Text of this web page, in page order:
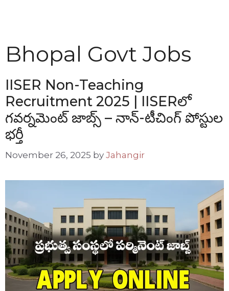
Bhopal Govt Jobs
IISER Non-Teaching
Recruitment 2025 | IISERలో
గవర్నమెంట్ జాబ్స్ – నాన్-టీచింగ్ పోస్టుల
భర్తీ
November 26, 2025 by Jahangir